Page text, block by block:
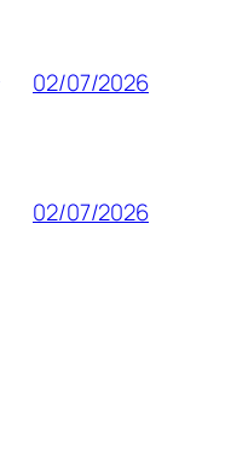
02/07/2026
02/07/2026